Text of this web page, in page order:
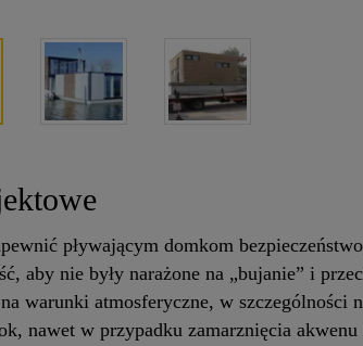
pływającym domkom
aby nie były narażone na „bujanie” i
warunki atmosferyczne, w szczególności
nawet w przypadku zamarznięcia